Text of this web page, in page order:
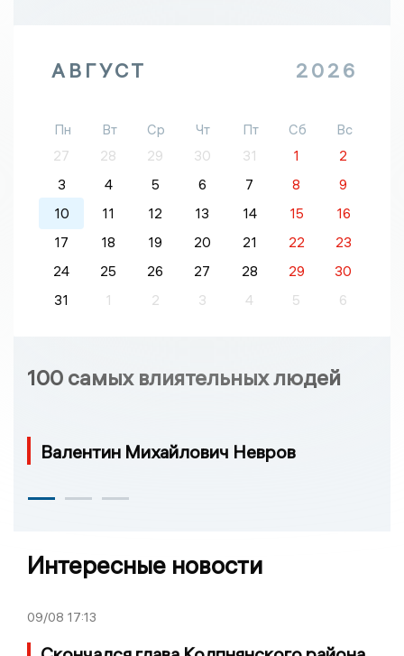
АВГУСТ 2026
Пн Вт Ср Чт Пт Сб
Вс
27
28 29 30 31 1
2
3
4 5 6 7 8
9
10
11 12 13 14 15
16
17
18 19 20 21 22
23
24
25 26 27 28 29
30
31
1 2 3 4 5 6
100 самых влиятельных людей
Валентин Михайлович Невров
Интересные новости
09/08 17:13